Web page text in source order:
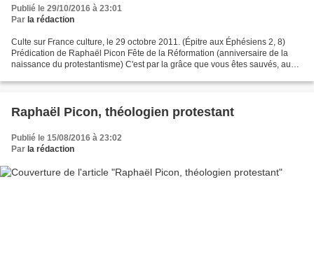
Publié le 29/10/2016 à 23:01
Par la rédaction
Culte sur France culture, le 29 octobre 2011. (Épitre aux Éphésiens 2, 8)
Prédication de Raphaël Picon Fête de la Réformation (anniversaire de la
naissance du protestantisme) C'est par la grâce que vous êtes sauvés, au
Raphaël Picon, théologien protestant
Publié le 15/08/2016 à 23:02
Par la rédaction